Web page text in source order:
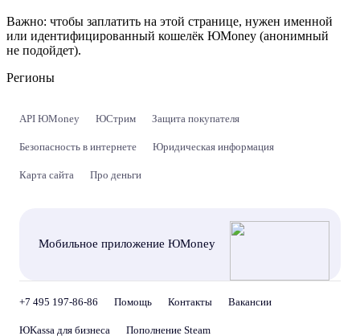
Важно: чтобы заплатить на этой странице, нужен именной
или идентифицированный кошелёк ЮMoney (анонимный
не подойдет).
Регионы
API ЮMoney ЮСтрим Защита покупателя
Безопасность в интернете Юридическая информация
Карта сайта Про деньги
Мобильное приложение ЮMoney
+7 495 197-86-86 Помощь Контакты Вакансии
ЮKassa для бизнеса Пополнение Steam